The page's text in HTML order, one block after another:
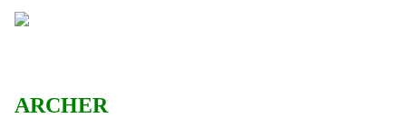
ARCHER